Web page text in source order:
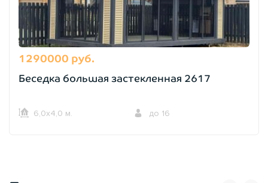
1290000 руб.
Беседка большая застекленная 2617
6,0х4,0 м. до 16